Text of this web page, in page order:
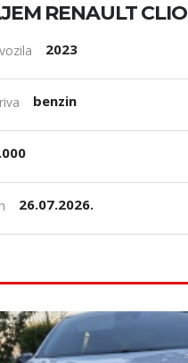
RENAULT CLIO
2023
benzin
26.07.2026.